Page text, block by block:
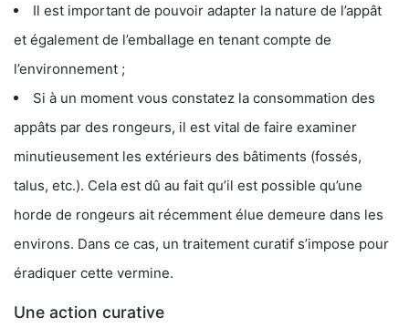
Il est important de pouvoir adapter la nature de l’appât
et également de l’emballage en tenant compte de
l’environnement ;
Si à un moment vous constatez la consommation des
appâts par des rongeurs, il est vital de faire examiner
minutieusement les extérieurs des bâtiments (fossés,
talus, etc.). Cela est dû au fait qu’il est possible qu’une
horde de rongeurs ait récemment élue demeure dans les
environs. Dans ce cas, un traitement curatif s’impose pour
éradiquer cette vermine.
Une action curative